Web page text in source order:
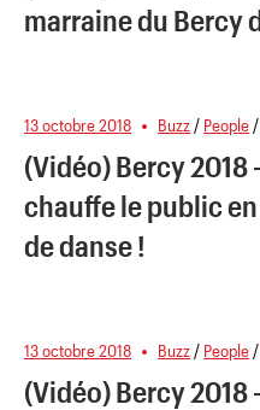
marraine du Bercy
13 octobre 2018 Buzz / People
(Vidéo) Bercy 2018
chauffe le public
de danse !
13 octobre 2018 Buzz / People
(Vidéo) Bercy